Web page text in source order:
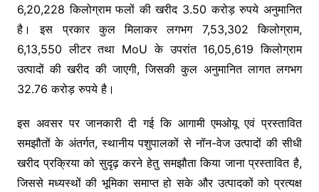
6,20,228 किलोग्राम फलों की खरीद 3.50 करोड़ रुपये अनुमानित
है। इस प्रकार कुल मिलाकर लगभग 7,53,302 किलोग्राम,
6,13,550 लीटर तथा MoU के उपरांत 16,05,619 किलोग्राम
उत्पादों की खरीद की जाएगी, जिसकी कुल अनुमानित लागत लगभग
32.76 करोड़ रुपये है।
इस अवसर पर जानकारी दी गई कि आगामी एमओयू एवं प्रस्तावित
समझौतों के अंतर्गत, स्थानीय पशुपालकों से नॉन-वेज उत्पादों की सीधी
खरीद प्रक्रिया को सुदृढ़ करने हेतु समझौता किया जाना प्रस्तावित है,
जिससे मध्यस्थों की भूमिका समाप्त हो सके और उत्पादकों को प्रत्यक्ष